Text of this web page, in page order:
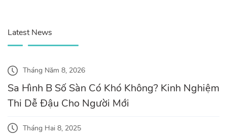
Latest News
Tháng Năm 8, 2026
Sa Hình B Số Sàn Có Khó Không? Kinh Nghiệm
Thi Dễ Đậu Cho Người Mới
Tháng Hai 8, 2025